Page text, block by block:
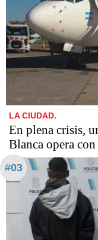
LA CIUDAD.
En plena crisis,
Blanca opera
#03